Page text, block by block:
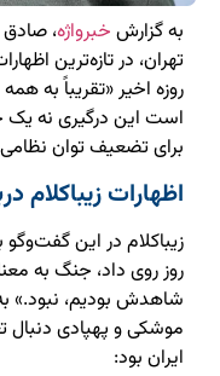
به گزارش خبرواژه، صادق
روزه اخیر «تقریباً به
است این درگیری نه یک
برای تضعیف توان
اظهارات زیباکلام
روز روی داد، جنگ به
شاهدش بودیم، نبود.»
موشکی و پهپادی
ایران بود: